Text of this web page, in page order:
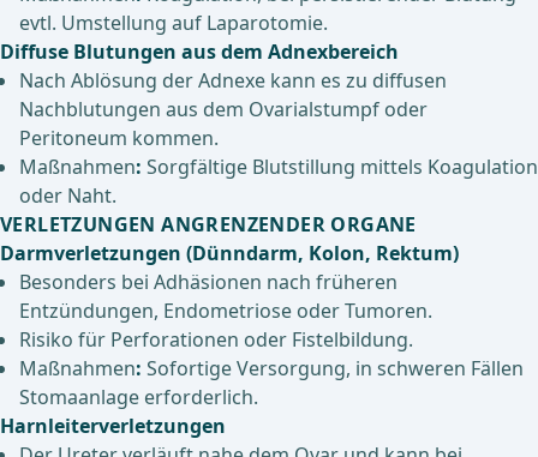
evtl. Umstellung auf Laparotomie.
Diffuse Blutungen aus dem Adnexbereich
Nach Ablösung der Adnexe kann es zu diffusen
Nachblutungen aus dem Ovarialstumpf oder
Peritoneum kommen.
Maßnahmen: Sorgfältige Blutstillung mittels Koagulation
oder Naht.
VERLETZUNGEN ANGRENZENDER ORGANE
Darmverletzungen (Dünndarm, Kolon, Rektum)
Besonders bei Adhäsionen nach früheren
Entzündungen, Endometriose oder Tumoren.
Risiko für Perforationen oder Fistelbildung.
Maßnahmen: Sofortige Versorgung, in schweren Fällen
Stomaanlage erforderlich.
Harnleiterverletzungen